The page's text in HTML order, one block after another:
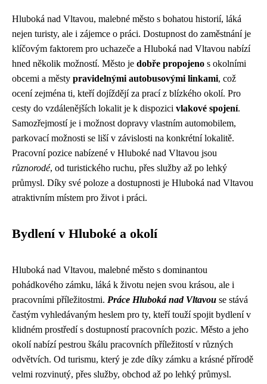
Hluboká nad Vltavou, malebné město s bohatou historií, láká
nejen turisty, ale i zájemce o práci. Dostupnost do zaměstnání je
klíčovým faktorem pro uchazeče a Hluboká nad Vltavou nabízí
hned několik možností. Město je dobře propojeno s okolními
obcemi a městy pravidelnými autobusovými linkami, což
ocení zejména ti, kteří dojíždějí za prací z blízkého okolí. Pro
cesty do vzdálenějších lokalit je k dispozici vlakové spojení.
Samozřejmostí je i možnost dopravy vlastním automobilem,
parkovací možnosti se liší v závislosti na konkrétní lokalitě.
Pracovní pozice nabízené v Hluboké nad Vltavou jsou
různorodé, od turistického ruchu, přes služby až po lehký
průmysl. Díky své poloze a dostupnosti je Hluboká nad Vltavou
atraktivním místem pro život i práci.
Bydlení v Hluboké a okolí
Hluboká nad Vltavou, malebné město s dominantou
pohádkového zámku, láká k životu nejen svou krásou, ale i
pracovními příležitostmi. Práce Hluboká nad Vltavou se stává
častým vyhledávaným heslem pro ty, kteří touží spojit bydlení v
klidném prostředí s dostupností pracovních pozic. Město a jeho
okolí nabízí pestrou škálu pracovních příležitostí v různých
odvětvích. Od turismu, který je zde díky zámku a krásné přírodě
velmi rozvinutý, přes služby, obchod až po lehký průmysl.